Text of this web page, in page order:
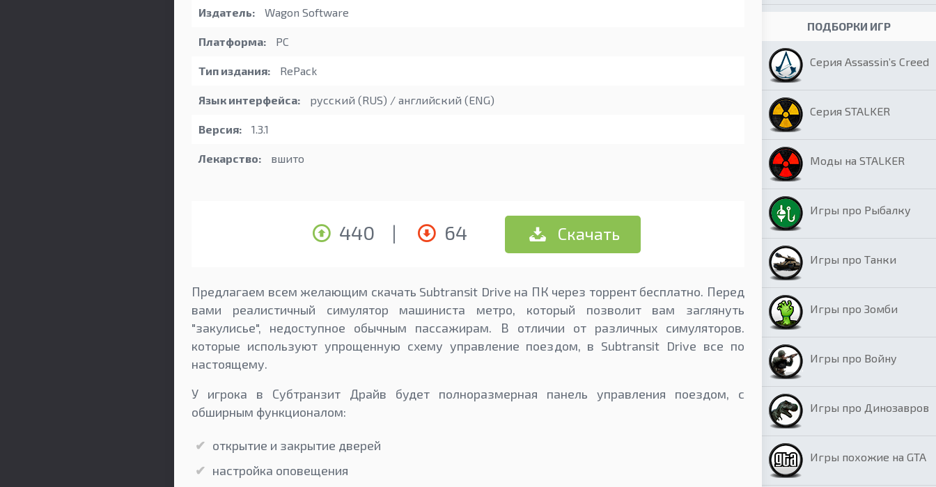
Издатель: Wagon Software
Платформа: PC
Тип издания: RePack
Язык интерфейса: русский (RUS) / английский (ENG)
Версия: 1.3.1
Лекарство: вшито
440 | 64 Скачать
Предлагаем всем желающим скачать Subtransit Drive на ПК через торрент бесплатно. Перед
вами реалистичный симулятор машиниста метро, который позволит вам заглянуть
"закулисье", недоступное обычным пассажирам. В отличии от различных симуляторов.
которые используют упрощенную схему управление поездом, в Subtransit Drive все по
настоящему.
У игрока в Субтранзит Драйв будет полноразмерная панель управления поездом, с
обширным функционалом:
открытие и закрытие дверей
настройка оповещения
ПОДБОРКИ ИГР
Серия Assassin’s Creed
Серия STALKER
Моды на STALKER
Игры про Рыбалку
Игры про Танки
Игры про Зомби
Игры про Войну
Игры про Динозавров
Игры похожие на GTA